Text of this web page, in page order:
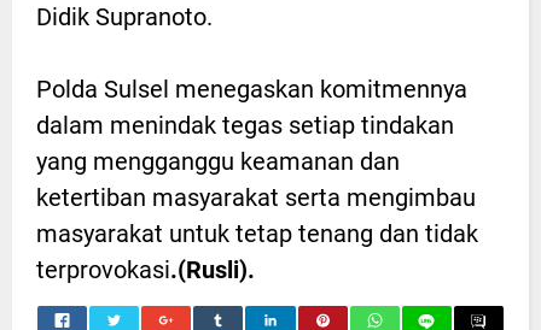
Didik Supranoto.
Polda Sulsel menegaskan komitmennya
dalam menindak tegas setiap tindakan
yang mengganggu keamanan dan
ketertiban masyarakat serta mengimbau
masyarakat untuk tetap tenang dan tidak
terprovokasi.(Rusli).